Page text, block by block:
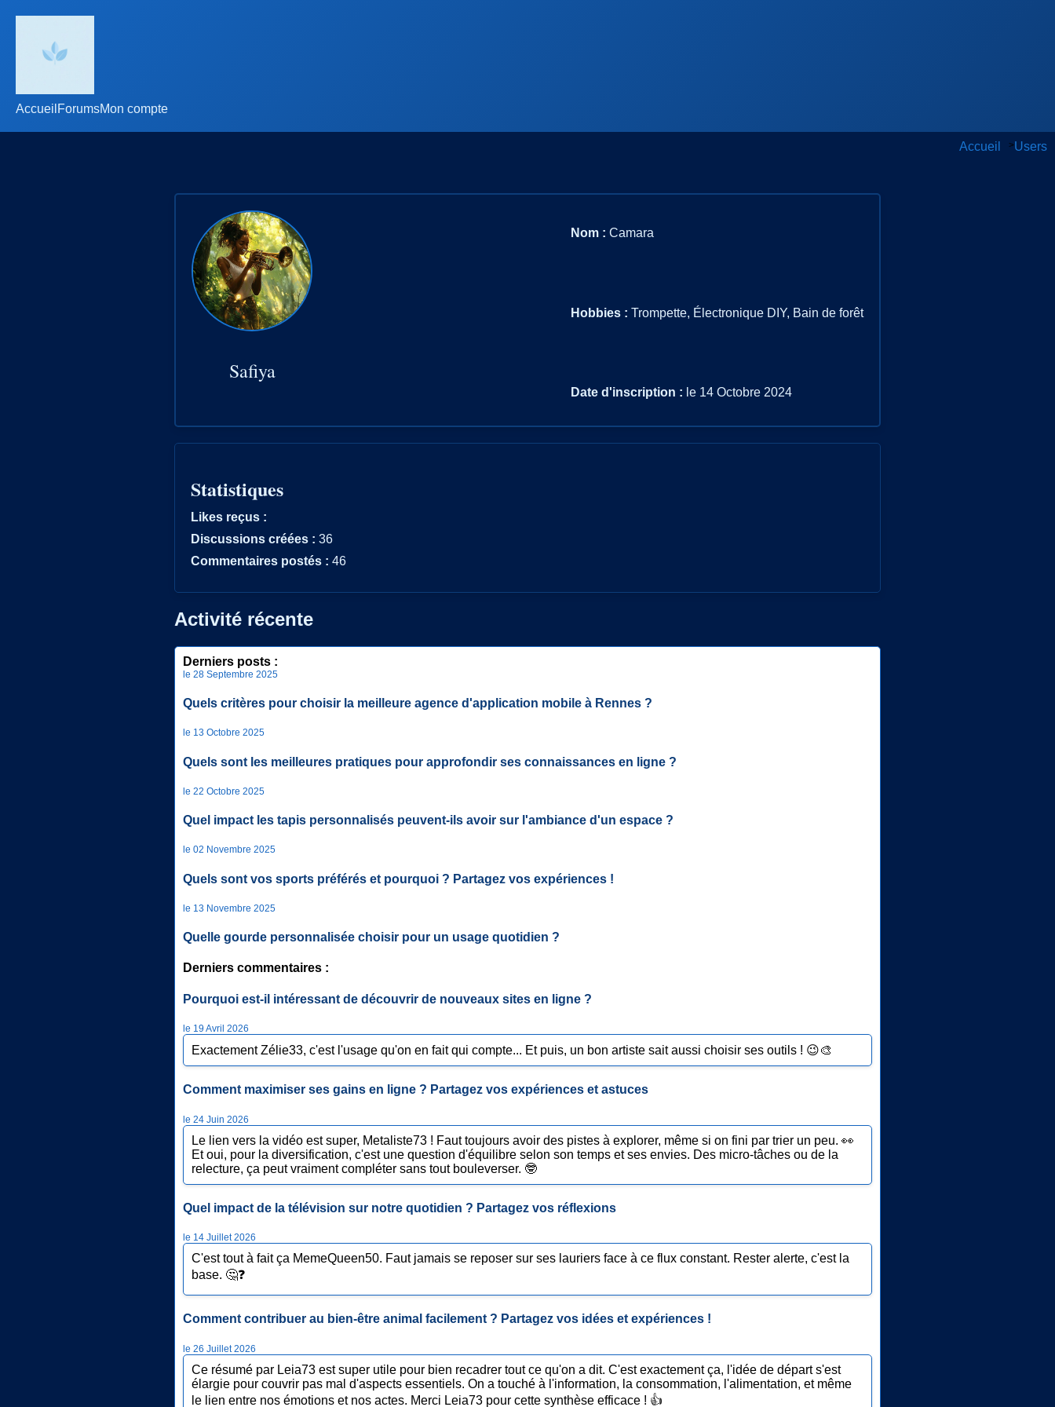
Accueil ForumsMon compte
Accueil >Users
Safiya
Nom : Camara
Hobbies : Trompette, Électronique DIY, Bain de forêt
Date d'inscription : le 14 Octobre 2024
Statistiques
Likes reçus :
Discussions créées : 36
Commentaires postés : 46
Activité récente
Derniers posts :
le 28 Septembre 2025
Quels critères pour choisir la meilleure agence d'application mobile à Rennes ?
le 13 Octobre 2025
Quels sont les meilleures pratiques pour approfondir ses connaissances en ligne ?
le 22 Octobre 2025
Quel impact les tapis personnalisés peuvent-ils avoir sur l'ambiance d'un espace ?
le 02 Novembre 2025
Quels sont vos sports préférés et pourquoi ? Partagez vos expériences !
le 13 Novembre 2025
Quelle gourde personnalisée choisir pour un usage quotidien ?
Derniers commentaires :
Pourquoi est-il intéressant de découvrir de nouveaux sites en ligne ?
le 19 Avril 2026
Exactement Zélie33, c'est l'usage qu'on en fait qui compte... Et puis, un bon artiste sait aussi choisir ses outils ! 😉🎨
Comment maximiser ses gains en ligne ? Partagez vos expériences et astuces
le 24 Juin 2026
Le lien vers la vidéo est super, Metaliste73 ! Faut toujours avoir des pistes à explorer, même si on fini par trier un peu. 👀
Et oui, pour la diversification, c'est une question d'équilibre selon son temps et ses envies. Des micro-tâches ou de la
relecture, ça peut vraiment compléter sans tout bouleverser. 🤓
Quel impact de la télévision sur notre quotidien ? Partagez vos réflexions
le 14 Juillet 2026
C'est tout à fait ça MemeQueen50. Faut jamais se reposer sur ses lauriers face à ce flux constant. Rester alerte, c'est la
base. 🤔❓
Comment contribuer au bien-être animal facilement ? Partagez vos idées et expériences !
le 26 Juillet 2026
Ce résumé par Leia73 est super utile pour bien recadrer tout ce qu'on a dit. C'est exactement ça, l'idée de départ s'est
élargie pour couvrir pas mal d'aspects essentiels. On a touché à l'information, la consommation, l'alimentation, et même
le lien entre nos émotions et nos actes. Merci Leia73 pour cette synthèse efficace ! 👍